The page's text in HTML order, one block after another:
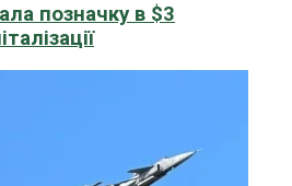
позначку в $3